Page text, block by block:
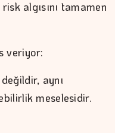
algısını tamamen
veriyor:
aynı
meselesidir.